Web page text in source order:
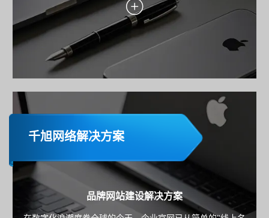
户服务与业务增长的目标。
千旭网络解决方案
品牌网站建设解决方案